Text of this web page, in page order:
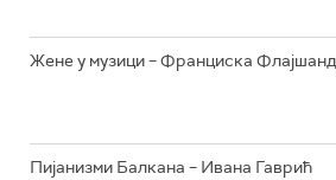
Жене у музици – Франциска
Пијанизми Балкана – Ивана Гаврић